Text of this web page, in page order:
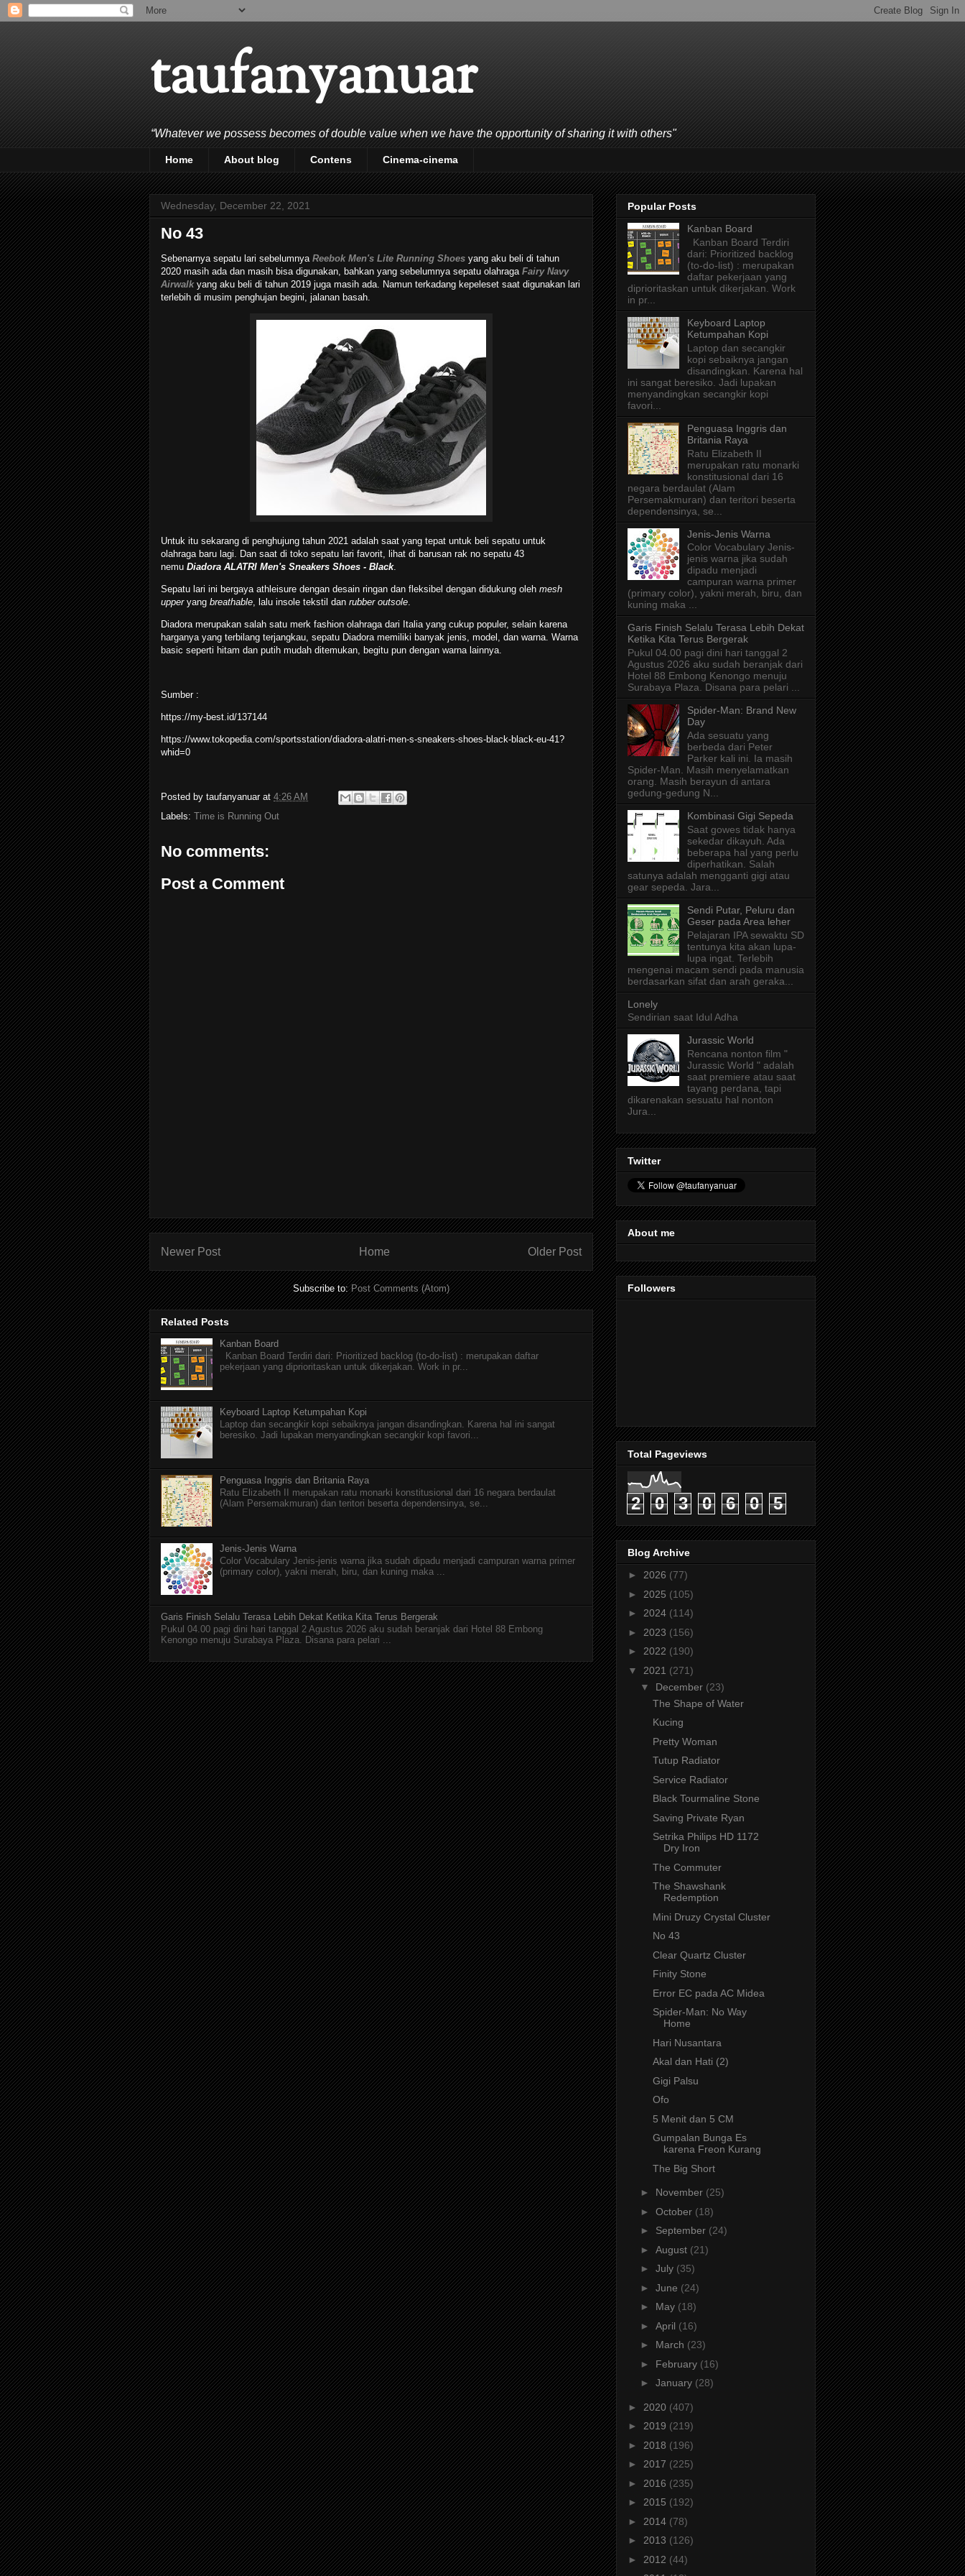
taufanyanuar
“Whatever we possess becomes of double value when we have the opportunity of sharing it with others"
Home About blog Contens Cinema-cinema
Wednesday, December 22, 2021
No 43
Sebenarnya sepatu lari sebelumnya Reebok Men's Lite Running Shoes yang aku beli di tahun
2020 masih ada dan masih bisa digunakan, bahkan yang sebelumnya sepatu olahraga Fairy Navy
Airwalkyang aku beli di tahun 2019 juga masih ada. Namun terkadang kepeleset saat digunakan lari
terlebih di musim penghujan begini, jalanan basah.
Untuk itu sekarang di penghujung tahun 2021 adalah saat yang tepat untuk beli sepatu untuk
olahraga baru lagi. Dan saat di toko sepatu lari favorit, lihat di barusan rak no sepatu 43
nemu Diadora ALATRI Men's Sneakers Shoes - Black.
Sepatu lari ini bergaya athleisure dengan desain ringan dan fleksibel dengan didukung oleh mesh
upper yang breathable , lalu insole tekstil dan rubber outsole
Diadora merupakan salah satu merk fashion olahraga dari Italia yang cukup populer, selain karena
harganya yang terbilang terjangkau, sepatu Diadora memiliki banyak jenis, model, dan warna. Warna
basic seperti hitam dan putih mudah ditemukan, begitu pun dengan warna lainnya.
Sumber :
https://my-best.id/137144
https://www.tokopedia.com/sportsstation/diadora-alatri-men-s-sneakers-shoes-black-black-eu-41?
whid=0
Posted by taufanyanuar at 4:26 AM
Labels: Time is Running Out
No comments:
Post a Comment
Newer Post Older Post
Home
Subscribe to:Post Comments (Atom)
Related Posts
Kanban Board
Kanban Board Terdiri dari: Prioritized backlog (to-do-list) : merupakan daftar
pekerjaan yang diprioritaskan untuk dikerjakan. Work in pr...
Keyboard Laptop Ketumpahan Kopi
Laptop dan secangkir kopi sebaiknya jangan disandingkan. Karena hal ini sangat
beresiko. Jadi lupakan menyandingkan secangkir kopi favori...
Penguasa Inggris dan Britania Raya
Ratu Elizabeth II merupakan ratu monarki konstitusional dari 16 negara berdaulat
(Alam Persemakmuran) dan teritori beserta dependensinya, se...
Jenis-Jenis Warna
Color Vocabulary Jenis-jenis warna jika sudah dipadu menjadi campuran warna primer
(primary color), yakni merah, biru, dan kuning maka ...
Garis Finish Selalu Terasa Lebih Dekat Ketika Kita Terus Bergerak
Pukul 04.00 pagi dini hari tanggal 2 Agustus 2026 aku sudah beranjak dari Hotel 88 Embong
Kenongo menuju Surabaya Plaza. Disana para pelari ...
Popular Posts
Kanban Board
Kanban Board Terdiri
dari: Prioritized backlog
(to-do-list) : merupakan
daftar pekerjaan yang
diprioritaskan untuk dikerjakan. Work
in pr...
Keyboard Laptop
Ketumpahan Kopi
Laptop dan secangkir
kopi sebaiknya jangan
disandingkan. Karena hal
ini sangat beresiko. Jadi lupakan
menyandingkan secangkir kopi
favori...
Penguasa Inggris dan
Britania Raya
Ratu Elizabeth II
merupakan ratu monarki
konstitusional dari 16
negara berdaulat (Alam
Persemakmuran) dan teritori beserta
dependensinya, se...
Jenis-Jenis Warna
Color Vocabulary Jenis-
jenis warna jika sudah
dipadu menjadi
campuran warna primer
(primary color), yakni merah, biru, dan
kuning maka ...
Garis Finish Selalu Terasa Lebih Dekat
Ketika Kita Terus Bergerak
Pukul 04.00 pagi dini hari tanggal 2
Agustus 2026 aku sudah beranjak dari
Hotel 88 Embong Kenongo menuju
Surabaya Plaza. Disana para pelari ...
Spider-Man: Brand New
Day
Ada sesuatu yang
berbeda dari Peter
Parker kali ini. Ia masih
Spider-Man. Masih menyelamatkan
orang. Masih berayun di antara
gedung-gedung N...
Kombinasi Gigi Sepeda
Saat gowes tidak hanya
sekedar dikayuh. Ada
beberapa hal yang perlu
diperhatikan. Salah
satunya adalah mengganti gigi atau
gear sepeda. Jara...
Sendi Putar, Peluru dan
Geser pada Area leher
Pelajaran IPA sewaktu SD
tentunya kita akan lupa-
lupa ingat. Terlebih
mengenai macam sendi pada manusia
berdasarkan sifat dan arah geraka...
Lonely
Sendirian saat Idul Adha
Jurassic World
Rencana nonton film "
Jurassic World " adalah
saat premiere atau saat
tayang perdana, tapi
dikarenakan sesuatu hal nonton
Jura...
Twitter
About me
Followers
Total Pageviews
2 0 3 0 6 0 5
Blog Archive
► 2026 (77)
► 2025 (105)
► 2024 (114)
► 2023 (156)
► 2022 (190)
▼ 2021 (271)
▼ December (23)
The Shape of Water
Kucing
Pretty Woman
Tutup Radiator
Service Radiator
Black Tourmaline Stone
Saving Private Ryan
Setrika Philips HD 1172
Dry Iron
The Commuter
The Shawshank
Redemption
Mini Druzy Crystal Cluster
No 43
Clear Quartz Cluster
Finity Stone
Error EC pada AC Midea
Spider-Man: No Way
Home
Hari Nusantara
Akal dan Hati (2)
Gigi Palsu
Ofo
5 Menit dan 5 CM
Gumpalan Bunga Es
karena Freon Kurang
The Big Short
► November (25)
► October (18)
► September (24)
► August (21)
► July (35)
► June (24)
► May (18)
► April (16)
► March (23)
► February (16)
► January (28)
► 2020 (407)
► 2019 (219)
► 2018 (196)
► 2017 (225)
► 2016 (235)
► 2015 (192)
► 2014 (78)
► 2013 (126)
► 2012 (44)